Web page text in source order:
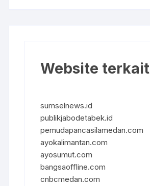
Website terkait
sumselnews.id
publikjabodetabek.id
pemudapancasilamedan.com
ayokalimantan.com
ayosumut.com
bangsaoffline.com
cnbcmedan.com